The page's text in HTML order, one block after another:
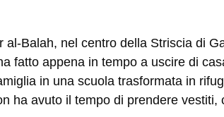
Balah, nel centro della Striscia di
fatto appena in tempo a uscire di
in una scuola trasformata in
ha avuto il tempo di prendere vestiti,